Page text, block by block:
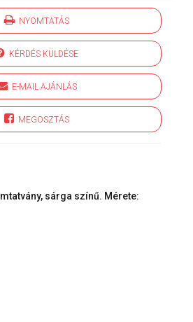
NYOMTATÁS
KÉRDÉS KÜLDÉSE
E-MAIL AJÁNLÁS
MEGOSZTÁS
sárga színű. Mérete: